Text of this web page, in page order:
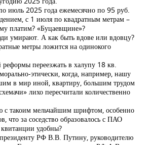
июль 2025 года ежемесячно по 95 руб.
с 1 июля по квадратным метрам –
платим? «Буцаевщине»?
умирают. А как быть вдове или вдовцу?
метры ложится на одинокого
реформы переезжать в халупу 18 кв.
этически, когда, например, нашу
в мир иной, квартиру, большим трудом
лихо пересчитали количественно
такоим мельчайшим шрифтом, особенно
что за соседство образовалось с ПАО
удобны?
РФ В.В. Путину, руководителю